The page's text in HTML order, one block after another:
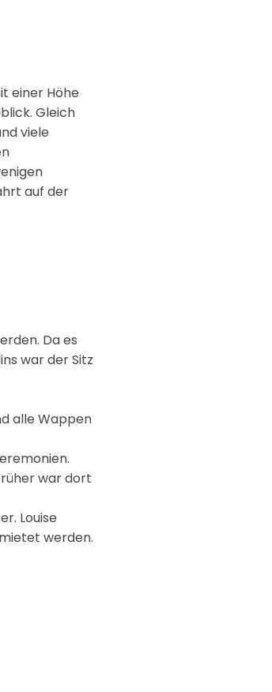
einer Höhe
Gleich
viele
auf der
Da es
war der Sitz
alle Wappen
war dort
Louise
werden.